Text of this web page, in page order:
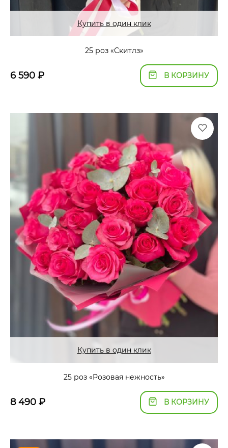
Купить в один клик
25 роз «Скитлз»
6 590 ₽ В КОРЗИНУ
Купить в один клик
25 роз «Розовая нежность»
8 490 ₽ В КОРЗИНУ